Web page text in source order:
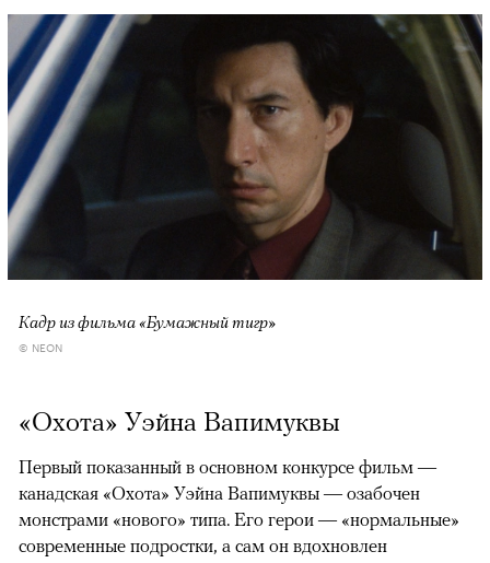
Кадр из фильма «Бумажный тигр»
© NEON
«Охота» Уэйна Вапимуквы
Первый показанный в основном конкурсе фильм —
канадская «Охота» Уэйна Вапимуквы — озабочен
монстрами «нового» типа. Его герои — «нормальные»
современные подростки, а сам он вдохновлен